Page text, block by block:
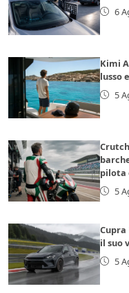
6
Kimi
lusso
5
pilota
5
il suo
5